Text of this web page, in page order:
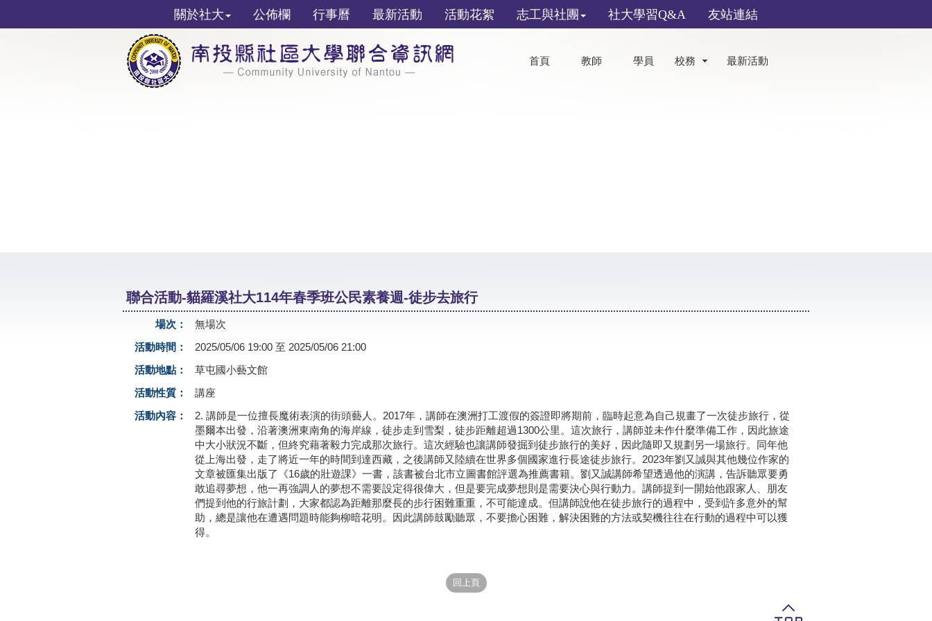
關於社大 公佈欄 行事曆 最新活動 活動花絮 志工與社團 社大學習Q&A 友站連結
首頁 教師 學員 校務 最新活動
聯合活動-貓羅溪社大114年春季班公民素養週-徒步去旅行
場次：
無場次
活動時間：
2025/05/06 19:00 至 2025/05/06 21:00
活動地點：
草屯國小藝文館
活動性質：
講座
活動內容：
2. 講師是一位擅長魔術表演的街頭藝人。2017年，講師在澳洲打工渡假的簽證即將期前，臨時起意為自己規畫了一次徒步旅行，從
墨爾本出發，沿著澳洲東南角的海岸線，徒步走到雪梨，徒步距離超過1300公里。這次旅行，講師並未作什麼準備工作，因此旅途
中大小狀況不斷，但終究藉著毅力完成那次旅行。這次經驗也讓講師發掘到徒步旅行的美好，因此隨即又規劃另一場旅行。同年他
從上海出發，走了將近一年的時間到達西藏，之後講師又陸續在世界多個國家進行長途徒步旅行。2023年劉又誠與其他幾位作家的
文章被匯集出版了《16歲的壯遊課》一書，該書被台北市立圖書館評選為推薦書籍。劉又誠講師希望透過他的演講，告訴聽眾要勇
敢追尋夢想，他一再強調人的夢想不需要設定得很偉大，但是要完成夢想則是需要決心與行動力。講師提到一開始他跟家人、朋友
們提到他的行旅計劃，大家都認為距離那麼長的步行困難重重，不可能達成。但講師說他在徒步旅行的過程中，受到許多意外的幫
助，總是讓他在遭遇問題時能夠柳暗花明。因此講師鼓勵聽眾，不要擔心困難，解決困難的方法或契機往往在行動的過程中可以獲
得。